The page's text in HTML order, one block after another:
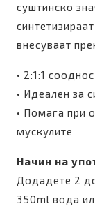
суштинско
внесуваат
• 2:1:1
• Идеален за
• Помага при
мускулите
Начин на
Додадете 2
350ml вода